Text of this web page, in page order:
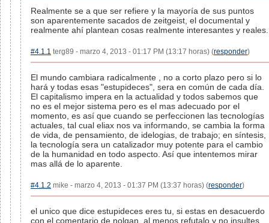
Realmente se a que ser refiere y la mayoría de sus puntos
son aparentemente sacados de zeitgeist, el documental y
realmente ahí plantean cosas realmente interesantes y reales.
#4.1.1 terg89 - marzo 4, 2013 - 01:17 PM (13:17 horas) (responder)
El mundo cambiara radicalmente , no a corto plazo pero si lo
hará y todas esas "estupideces", sera en común de cada día.
El capitalismo impera en la actualidad y todos sabemos que
no es el mejor sistema pero es el mas adecuado por el
momento, es así que cuando se perfeccionen las tecnologías
actuales, tal cual eliax nos va informando, se cambia la forma
de vida, de pensamiento, de idelogias, de trabajo; en síntesis,
la tecnología sera un catalizador muy potente para el cambio
de la humanidad en todo aspecto. Así que intentemos mirar
mas allá de lo aparente.
#4.1.2 mike - marzo 4, 2013 - 01:37 PM (13:37 horas) (responder)
el unico que dice estupideces eres tu, si estas en desacuerdo
con el comentario de nolgan, al menos refutalo y no insultes